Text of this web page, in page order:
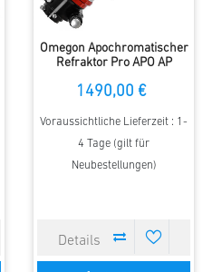
Omegon Apochromatischer
Refraktor Pro APO AP
1490,00 €
Voraussichtliche Lieferzeit : 1-
4 Tage (gilt für
Neubestellungen)